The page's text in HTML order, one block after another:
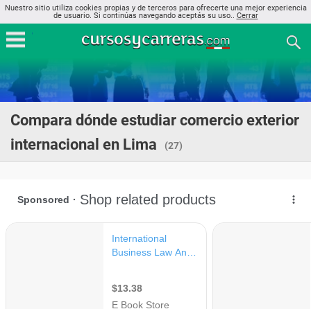
Nuestro sitio utiliza cookies propias y de terceros para ofrecerte una mejor experiencia
de usuario. Si continúas navegando aceptás su uso.. Cerrar
Compara dónde estudiar comercio exterior
internacional en Lima
(27)